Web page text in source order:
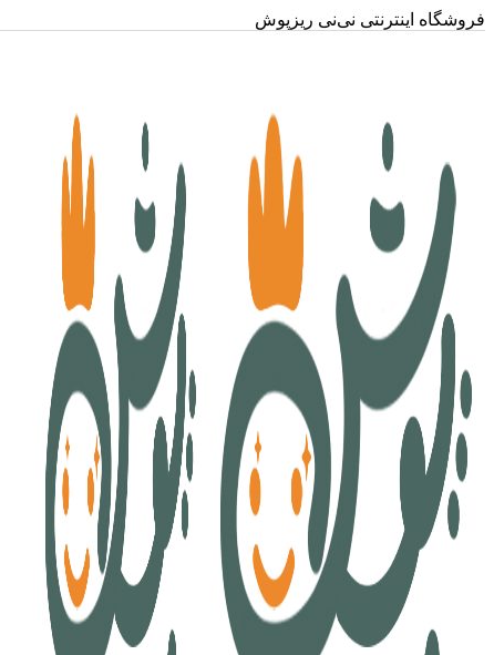
فروشگاه اینترنتی نی‌نی ریزپوش